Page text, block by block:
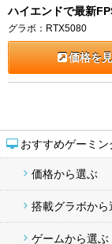
おすすめゲーミン
価格から選ぶ
搭載グラボから
ゲームから選ぶ
ハイエンドで最新
グラボ：RTX5080
価格を